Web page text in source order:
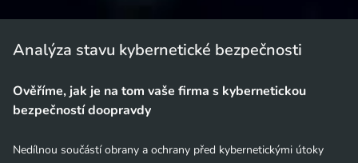
Analýza stavu kybernetické bezpečnosti
Ověříme, jak je na tom vaše firma s kybernetickou
bezpečností doopravdy
Nedílnou součástí obrany a ochrany před kybernetickými útoky